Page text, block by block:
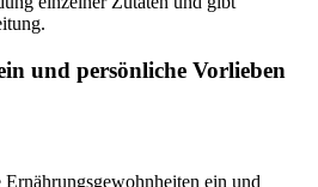
und persönliche Vorlieben
ein und